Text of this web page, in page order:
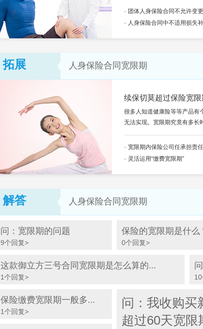
团体人身保险合同不允许变更
人身保险合同中不适用损失
拓展 人身保险合同宽限期
续保切莫超过保险宽限
很多人知道健康险等等产品有
无法实现。宽限期究竟有多长
宽限期内保险公司任承担责任
灵活运用“缴费宽限期”
解答 人身保险合同宽限期
问：宽限期的问题
9个回复>
保险的宽限期是什
0个回复>
这款御立方三号合同宽限期是怎么算的...
1个回复>
保险缴费宽限期一般多...
1个回复>
问：我收购买
超过60天宽限